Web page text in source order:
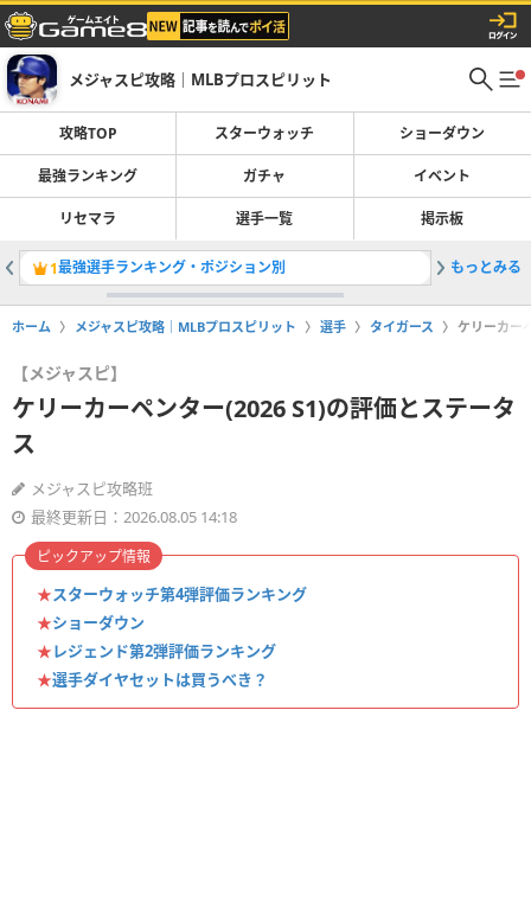
メジャスピ攻略｜MLBプロスピリット
攻略TOP スターウォッチ ショーダウン
最強ランキング ガチャ イベント
リセマラ 選手一覧 掲示板
1最強選手ランキング・ポジション別 2レジェ
もっとみる
ホーム メジャスピ攻略｜MLBプロスピリット 選手 タイガース ケリーカー
【メジャスピ】
ケリーカーペンター(2026 S1)の評価とステータ
ス
メジャスピ攻略班
最終更新日：2026.08.05 14:18
★スターウォッチ第4弾評価ランキング
★ショーダウン
★レジェンド第2弾評価ランキング
★選手ダイヤセットは買うべき？
ピックアップ情報